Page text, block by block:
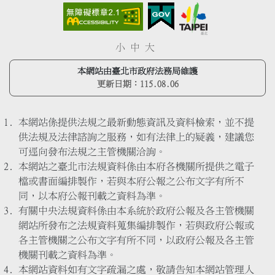
小 中 大
本網站由臺北市政府法務局維護
更新日期： 115.08.06
本網站係提供法規之最新動態資訊及資料檢索，並不提
供法規及法律諮詢之服務，如有法律上的疑義，建議您
可逕向發布法規之主管機關洽詢。
本網站之臺北市法規資料係由本府各機關所提供之電子
檔或書面編排製作，若與本府公報之公布文字有所不
同，以本府公報刊載之資料為準。
有關中央法規資料係由本系統於政府公報及各主管機關
網站所發布之法規資料蒐集編排製作，若與政府公報或
各主管機關之公布文字有所不同，以政府公報及各主管
機關刊載之資料為準。
本網站資料如有文字疏漏之處，敬請告知本網站管理人